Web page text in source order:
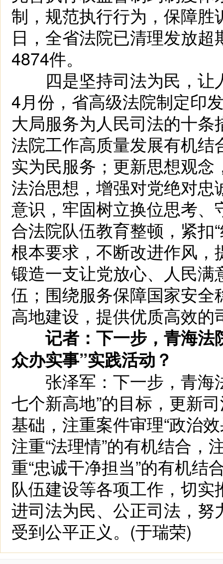
制，规范执行行为，保障
日，全省法院已清理发放
4874件。
四是坚持司法为民，让
4月份，省高级法院制定印
大局服务为人民司法的十
法院工作高质量发展有机
实为民服务；更新思想观
法治思想，增强对党绝对
意识，牢固树立换位思考
合法院队伍教育整顿，紧扣
根本要求，不断改进作风
锻造一支让党放心、人民
伍；围绕服务保障国家安
高地建设，提供优质高效的
记者：下一步，青海法
众办实事”实践活动？
张泽军：下一步，青海
七个新高地”的目标，更新
基础，注重案件审理“政治
注重“法理情”的有机结合，
重“忠诚干净担当”的有机结
队伍建设等各项工作，切
进司法为民、公正司法，
受到公平正义。(于瑞荣)